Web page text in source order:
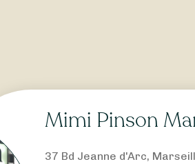
Mimi Pinson
37 Bd Jeanne d'Arc,